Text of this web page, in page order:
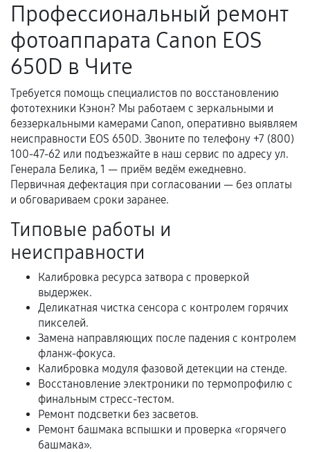
Поломка установленной детали при
нормальной эксплуатации в течение
гарантийного срока.
Несоответствие комплектующей заявленным
техническим характеристикам.
Документы для подтверждения
гарантии
Гарантийный талон.
услуг и сроком гарантии.
Документы на установленные комплектующие
и кассовый чек.
Расширенная гарантия
В некоторых случаях возможно оформление
расширенной гарантии. Стоимость, сроки и
условия продления согласовываются отдельно и
фиксируются в документах.
Профессиональный ремонт
фотоаппарата Canon EOS
650D в Чите
Требуется помощь специалистов по восстановлению
фототехники Кэнон? Мы работаем с зеркальными и
беззеркальными камерами Canon, оперативно выявляем
неисправности EOS 650D. Звоните по телефону +7 (800)
100-47-62 или подъезжайте в наш сервис по адресу ул.
Генерала Белика, 1 — приём ведём ежедневно.
Первичная дефектация при согласовании — без оплаты
и обговариваем сроки заранее.
Типовые работы и
неисправности
Калибровка ресурса затвора с проверкой
выдержек.
Деликатная чистка сенсора с контролем горячих
пикселей.
Замена направляющих после падения с контролем
фланж-фокуса.
Калибровка модуля фазовой детекции на стенде.
Восстановление электроники по термопрофилю с
финальным стресс-тестом.
Ремонт подсветки без засветов.
Ремонт башмака вспышки и проверка «горячего
башмака».